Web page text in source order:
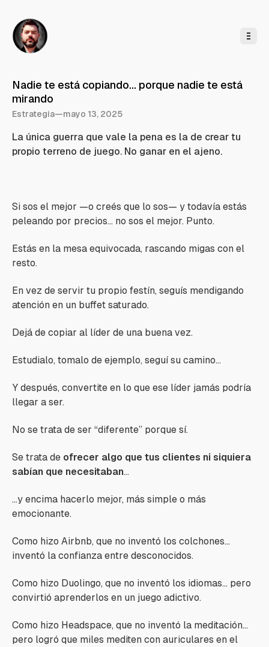
Nadie te está copiando… porque nadie te está
mirando
Estrategia—mayo 13, 2025
La única guerra que vale la pena es la de crear tu
propio terreno de juego. No ganar en el ajeno.
Si sos el mejor —o creés que lo sos— y todavía estás
peleando por precios… no sos el mejor. Punto.
Estás en la mesa equivocada, rascando migas con el
resto.
En vez de servir tu propio festín, seguís mendigando
atención en un buffet saturado.
Dejá de copiar al líder de una buena vez.
Estudialo, tomalo de ejemplo, seguí su camino...
Y después, convertite en lo que ese líder jamás podría
llegar a ser.
No se trata de ser “diferente” porque sí.
Se trata de ofrecer algo que tus clientes ni siquiera
sabían que necesitaban…
…y encima hacerlo mejor, más simple o más
emocionante.
Como hizo Airbnb, que no inventó los colchones…
inventó la confianza entre desconocidos.
Como hizo Duolingo, que no inventó los idiomas… pero
convirtió aprenderlos en un juego adictivo.
Como hizo Headspace, que no inventó la meditación…
pero logró que miles mediten con auriculares en el